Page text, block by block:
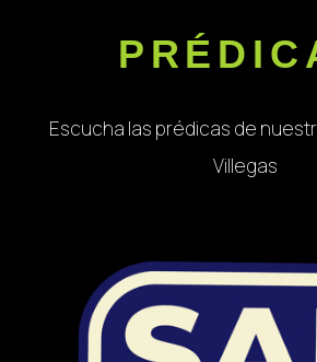
Escucha las prédicas de
Villegas